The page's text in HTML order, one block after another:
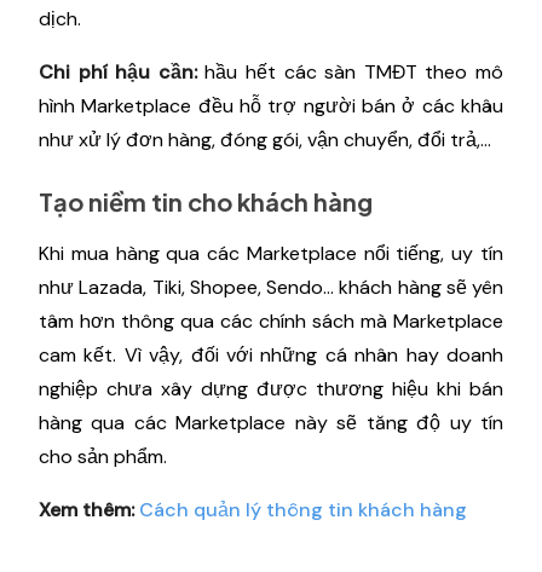
dịch.
Chi phí hậu cần:hầu hết các sàn TMĐT theo mô
hình Marketplace đều hỗ trợ người bán ở các khâu
như xử lý đơn hàng, đóng gói, vận chuyển, đổi trả,…
Tạo niềm tin cho khách hàng
Khi mua hàng qua các Marketplace nổi tiếng, uy tín
như Lazada, Tiki, Shopee, Sendo… khách hàng sẽ yên
tâm hơn thông qua các chính sách mà Marketplace
cam kết. Vì vậy, đối với những cá nhân hay doanh
nghiệp chưa xây dựng được thương hiệu khi bán
hàng qua các Marketplace này sẽ tăng độ uy tín
cho sản phẩm.
Xem thêm: Cách quản lý thông tin khách hàng